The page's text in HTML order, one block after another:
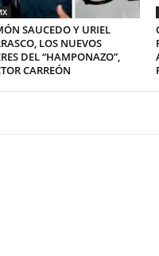
SAUCEDO Y URIEL
LOS NUEVOS
DEL “HAMPONAZO”,
CARREÓN